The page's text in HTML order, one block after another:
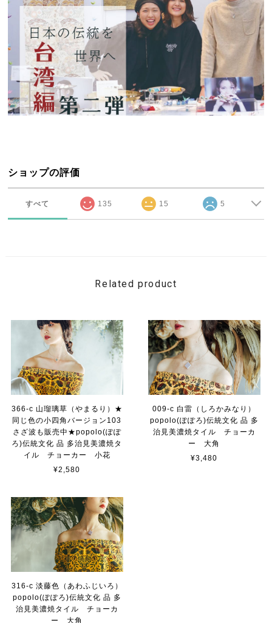
ショップの評価
すべて 135 15 5
Related product
366-c 山瑠璃草（やまるり）★
同じ色の小四角バージョン103
さざ波も販売中★popolo(ぽぽ
ろ)伝統文化 品 多治見美濃焼タ
イル チョーカー 小花
¥2,580
009-c 白雷（しろかみなり）
popolo(ぽぽろ)伝統文化 品 多
治見美濃焼タイル チョーカ
ー 大角
¥3,480
316-c 淡藤色（あわふじいろ）
popolo(ぽぽろ)伝統文化 品 多
治見美濃焼タイル チョーカ
ー 大角